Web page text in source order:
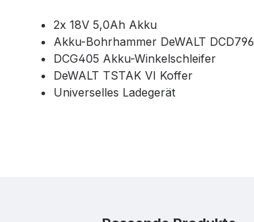
2x 18V 5,0Ah Akku
Akku-Bohrhammer DeWALT DCD796
DCG405 Akku-Winkelschleifer
DeWALT TSTAK VI Koffer
Universelles Ladegerät